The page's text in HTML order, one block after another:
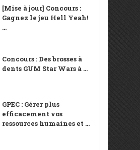
[Mise à jour] Concours :
Gagnez le jeu Hell Yeah!
...
Concours : Des brosses à
dents GUM Star Wars à ...
GPEC : Gérer plus
efficacement vos
ressources humaines et ...